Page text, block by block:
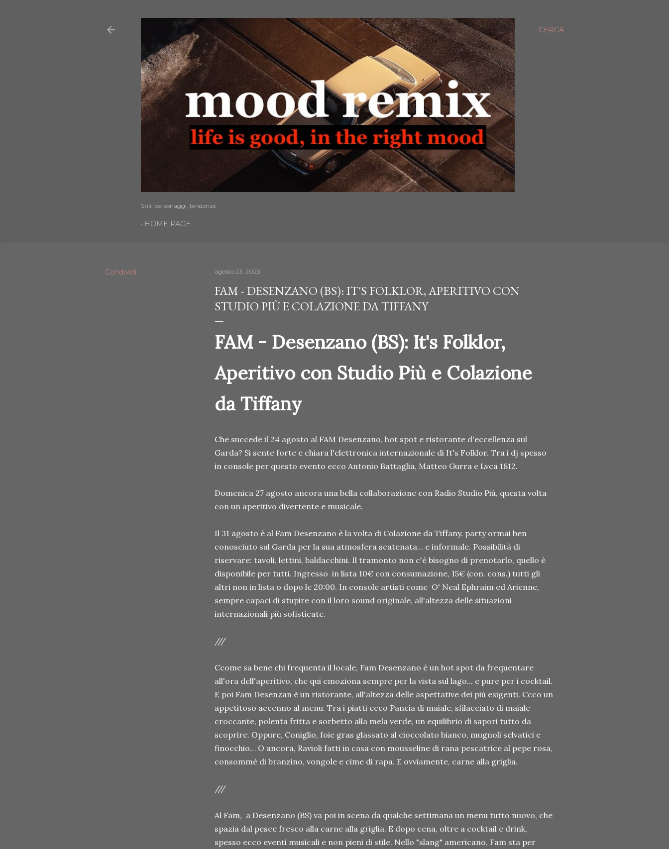
CERCA
Stili, personaggi, tendenze
HOME PAGE
Condividi agosto 23, 2023
FAM - DESENZANO (BS): IT'S FOLKLOR, APERITIVO CON
STUDIO PIÙ E COLAZIONE DA TIFFANY
FAM - Desenzano (BS): It's Folklor,
Aperitivo con Studio Più e Colazione
da Tiffany
Che succede il 24 agosto al FAM Desenzano, hot spot e ristorante d'eccellenza sul
Garda? Si sente forte e chiara l'elettronica internazionale di It's Folklor. Tra i dj spesso
in console per questo evento ecco Antonio Battaglia, Matteo Gurra e Lvca 1812.
Domenica 27 agosto ancora una bella collaborazione con Radio Studio Più, questa volta
con un aperitivo divertente e musicale.
Il 31 agosto è al Fam Desenzano è la volta di Colazione da Tiffany. party ormai ben
conosciuto sul Garda per la sua atmosfera scatenata... e informale. Possibilità di
riservare: tavoli, lettini, baldacchini. Il tramonto non c'è bisogno di prenotarlo, quello è
disponibile per tutti. Ingresso in lista 10€ con consumazione, 15€ (con. cons.) tutti gli
altri non in lista o dopo le 20:00. In console artisti come O' Neal Ephraim ed Arienne,
sempre capaci di stupire con il loro sound originale, all'altezza delle situazioni
internazionali più sofisticate.
///
Ccome sa bene chi frequenta il locale, Fam Desenzano è un hot spot da frequentare
all'ora dell'aperitivo, che qui emoziona sempre per la vista sul lago... e pure per i cocktail.
E poi Fam Desenzan è un ristorante, all'altezza delle aspettative dei più esigenti. Ccco un
appetitoso accenno al menu. Tra i piatti ecco Pancia di maiale, sfilacciato di maiale
croccante, polenta fritta e sorbetto alla mela verde, un equilibrio di sapori tutto da
scoprire. Oppure, Coniglio, foie gras glassato al cioccolato bianco, mugnoli selvatici e
finocchio… O ancora, Ravioli fatti in casa con mousseline di rana pescatrice al pepe rosa,
consommè di branzino, vongole e cime di rapa. E ovviamente, carne alla griglia.
///
Al Fam, a Desenzano (BS) va poi in scena da qualche settimana un menu tutto nuovo, che
spazia dal pesce fresco alla carne alla griglia. E dopo cena, oltre a cocktail e drink,
spesso ecco eventi musicali e non pieni di stile. Nello "slang" americano, Fam sta per